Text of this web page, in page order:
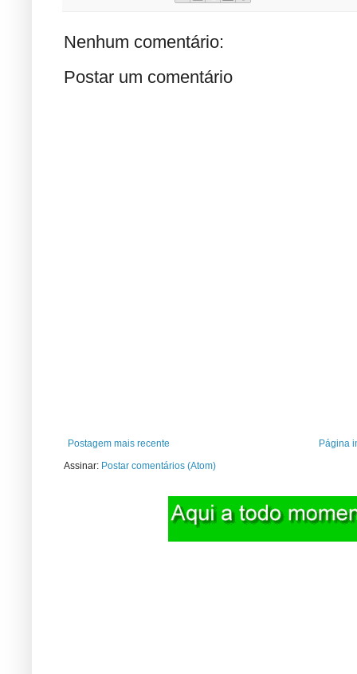
Nenhum comentário:
Postar um comentário
Postagem mais recente
Página
Assinar: Postar comentários (Atom)